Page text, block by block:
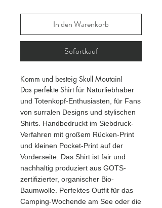
In den Warenkorb
Sofortkauf
Komm und besteig Skull Moutain!
Das perfekte Shirt für Naturliebhaber
und Totenkopf-Enthusiasten, für Fans
von surralen Designs und stylischen
Shirts. Handbedruckt im Siebdruck-
Verfahren mit großem Rücken-Print
und kleinen Pocket-Print auf der
Vorderseite. Das Shirt ist fair und
nachhaltig produziert aus GOTS-
zertifizierter, organischer Bio-
Baumwolle. Perfektes Outfit für das
Camping-Wochende am See oder die